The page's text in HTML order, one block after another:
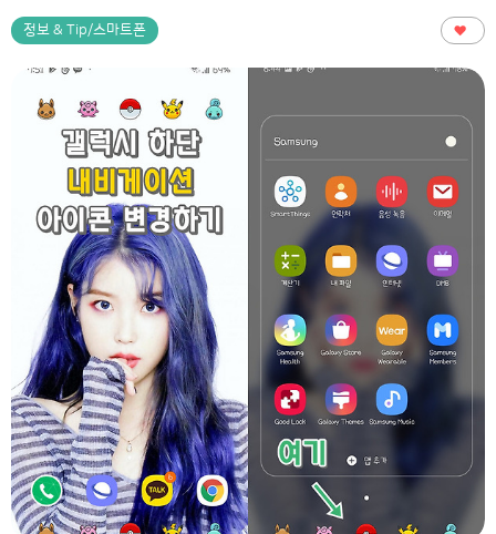
정보 & Tip/스마트폰